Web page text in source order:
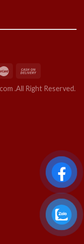
.All Right Reserved.